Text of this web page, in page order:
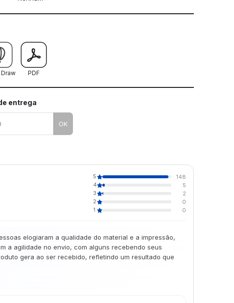
como utilizar os nossos gabaritos
PDF
entrega
OK
5
148
4
5
3
2
2
0
1
0
elogiaram a qualidade do material e a impressão,
a agilidade no envio, com alguns recebendo seus
gera ao ser recebido, refletindo um resultado que